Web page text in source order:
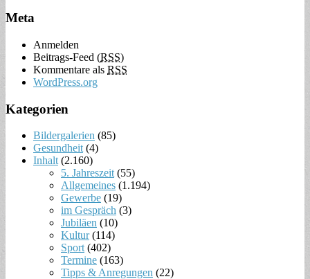
Meta
Anmelden
Beitrags-Feed (RSS)
Kommentare als RSS
WordPress.org
Kategorien
Bildergalerien (85)
Gesundheit(4)
Inhalt(2.160)
5. Jahreszeit(55)
Allgemeines (1.194)
Gewerbe (19)
im Gespräch (3)
Jubiläen (10)
Kultur(114)
Sport(402)
Termine (163)
Tipps & Anregungen (22)